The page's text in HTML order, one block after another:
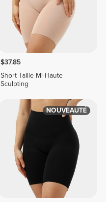
$37.85
Short Taille Mi-Haute
Sculpting
NOUVEAUTÉ